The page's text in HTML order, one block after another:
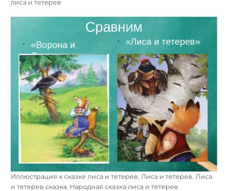
лиса и тетерев
Иллюстрация к сказке лиса и тетерев. Лиса и тетерев. Лиса
и тетерев сказка. Народная сказка лиса и тетерев